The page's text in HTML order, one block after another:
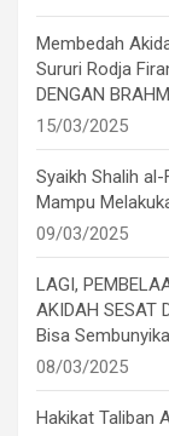
Membedah
Sururi Rodja
DENGAN
15/03/2025
Syaikh Shalih
Mampu
09/03/2025
LAGI,
AKIDAH SESAT
Bisa
08/03/2025
Hakikat Taliban